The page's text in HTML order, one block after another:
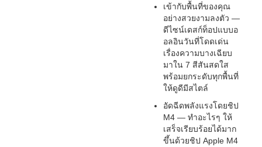
เข้ากับพื้นที่ของคุณ
อย่างสวยงามลงตัว —
ดีไซน์เดสก์ท็อปแบบอ
อลอินวันที่โดดเด่น
เรื่องความบางเฉียบ
มาใน 7 สีสันสดใส
พร้อมยกระดับทุกพื้นที่
ให้ดูดีมีสไตล์
อัดฉีดพลังแรงโดยชิป
M4 — ทำอะไรๆ ให้
เสร็จเรียบร้อยได้มาก
ขึ้นด้วยชิป Apple M4